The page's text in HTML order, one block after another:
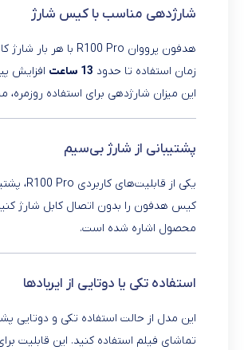
شارژدهی مناسب با کیس شارژ
هدفون پرووان R100 Pro با هر بار شارژ کامل ایربادها، حدود
زمان استفاده تا حدود 13 ساعت افزایش
این میزان شارژدهی برای استفاده
پشتیبانی از شارژ بی‌سیم
یکی از قابلیت‌های کاربردی R100 Pro، پشتیبانی از
محصول اشاره شده است.
استفاده تکی یا دوتایی از ایربادها
این مدل از حالت استفاده تکی و دوتایی
تماشای فیلم استفاده کنید. این قابلیت